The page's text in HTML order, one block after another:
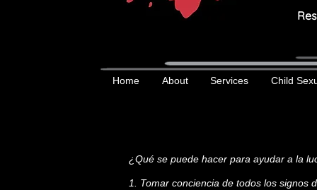
Home About Services Child
¿Qué se puede hacer para ayudar a la
1. Tomar conciencia de todos los signos